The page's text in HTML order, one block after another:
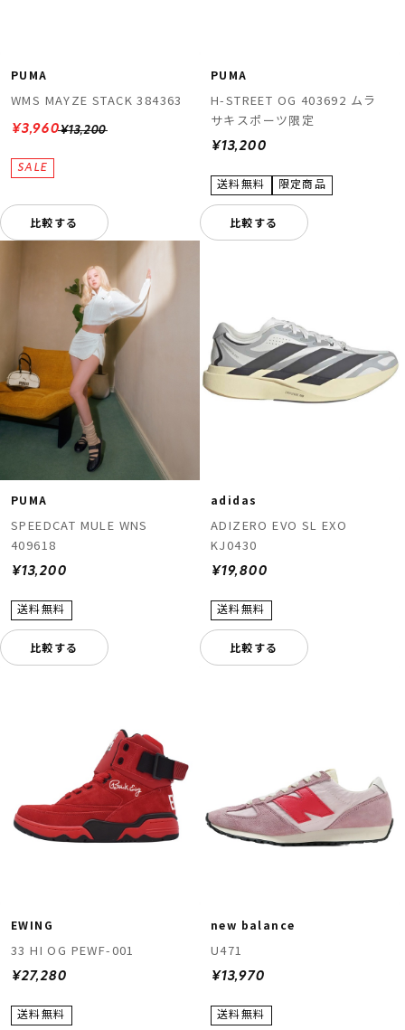
PUMA
WMS MAYZE STACK 384363
¥13,200
¥3,960
比較する
PUMA
H-STREET OG 403692 ムラ
サキスポーツ限定
¥13,200
比較する
PUMA
SPEEDCAT MULE WNS
409618
¥13,200
比較する
adidas
ADIZERO EVO SL EXO
KJ0430
¥19,800
比較する
EWING
33 HI OG PEWF-001
¥27,280
new balance
U471
¥13,970